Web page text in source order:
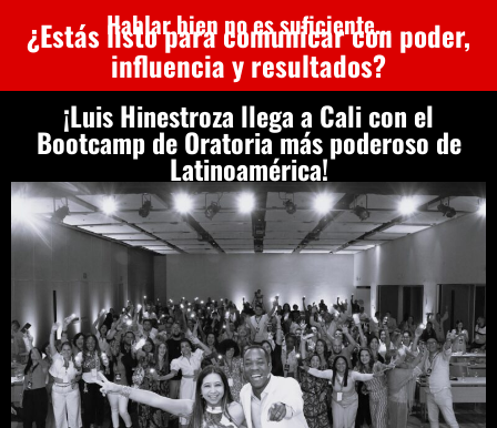
Hablar bien no es suficiente...
¿Estás listo para comunicar con poder,
influencia y resultados?
¡Luis Hinestroza llega a Cali con el
Bootcamp de Oratoria más poderoso de
Latinoamérica!